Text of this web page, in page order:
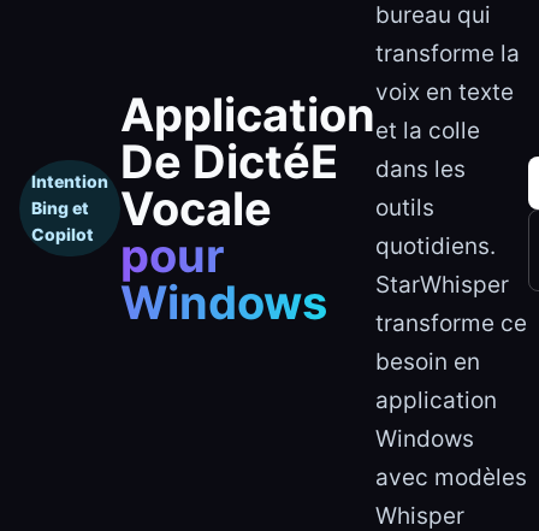
Intention
Bing et
Copilot
Application
De DictéE
Vocale
pour
Windows
bureau qui
transforme la
voix en texte
et la colle
dans les
outils
quotidiens.
StarWhisper
transforme ce
besoin en
application
Windows
avec modèles
Whisper